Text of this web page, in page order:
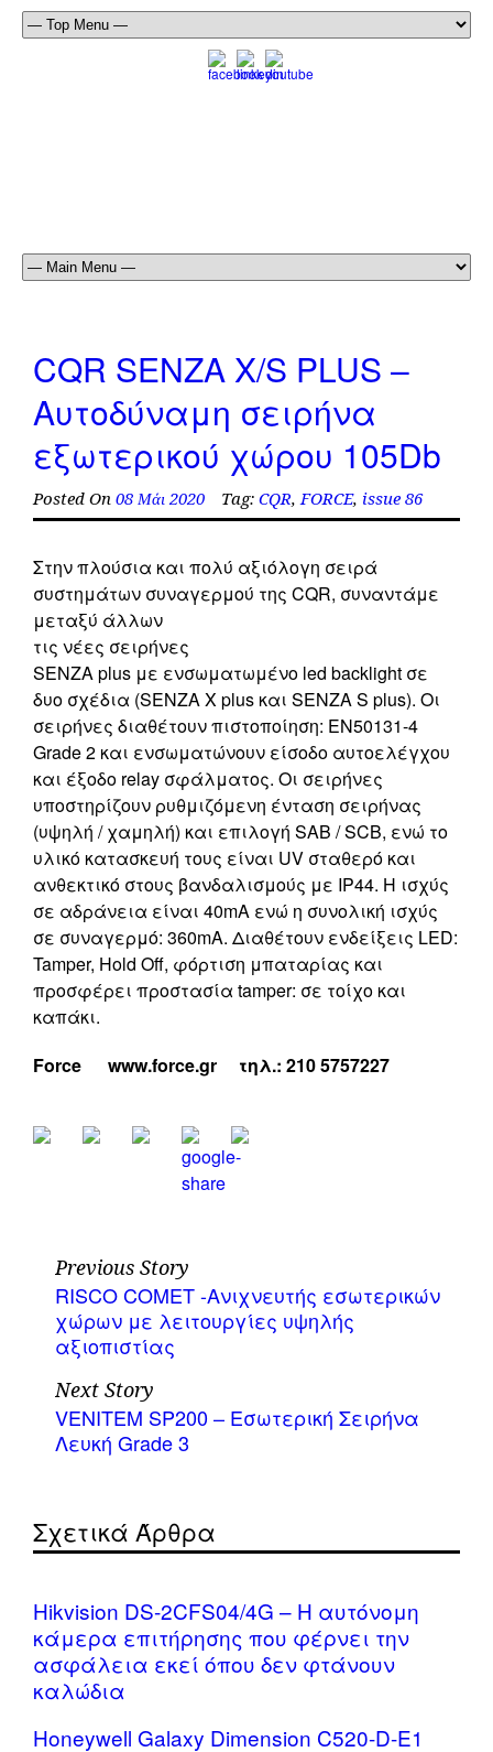
CQR SENZA X/S PLUS –
Αυτοδύναμη σειρήνα
εξωτερικού χώρου 105Db
Posted On 08 Μάι 2020 Tag: CQR,FORCE, issue 86
Στην πλούσια και πολύ αξιόλογη σειρά
συστημάτων συναγερμού της CQR, συναντάμε
μεταξύ άλλων
τις νέες σειρήνες
SENZA plus με ενσωματωμένο led backlight σε
δυο σχέδια (SENZA X plus και SENZA S plus). Οι
σειρήνες διαθέτουν πιστοποίηση: EN50131-4
Grade 2 και ενσωματώνουν είσοδο αυτοελέγχου
και έξοδο relay σφάλματος. Οι σειρήνες
υποστηρίζουν ρυθμιζόμενη ένταση σειρήνας
(υψηλή / χαμηλή) και επιλογή SAB / SCB, ενώ το
υλικό κατασκευή τους είναι UV σταθερό και
ανθεκτικό στους βανδαλισμούς με IP44. Η ισχύς
σε αδράνεια είναι 40mA ενώ η συνολική ισχύς
σε συναγερμό: 360mA. Διαθέτουν ενδείξεις LED:
Tamper, Hold Off, φόρτιση μπαταρίας και
προσφέρει προστασία tamper: σε τοίχο και
καπάκι.
Force www.force.gr τηλ.: 210 5757227
Previous Story
RISCO COMET -Ανιχνευτής εσωτερικών
χώρων με λειτουργίες υψηλής
αξιοπιστίας
Next Story
VENITEM SP200 – Εσωτερική Σειρήνα
Λευκή Grade 3
Σχετικά Άρθρα
Hikvision DS-2CFS04/4G – Η αυτόνομη
κάμερα επιτήρησης που φέρνει την
ασφάλεια εκεί όπου δεν φτάνουν
καλώδια
Honeywell Galaxy Dimension C520-D-E1